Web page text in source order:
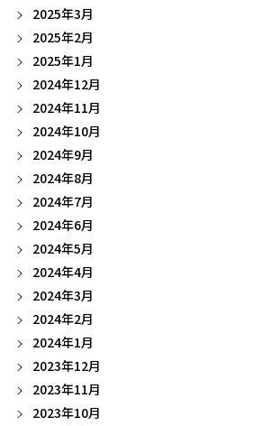
2025年3月
2025年2月
2025年1月
2024年12月
2024年11月
2024年10月
2024年9月
2024年8月
2024年7月
2024年6月
2024年5月
2024年4月
2024年3月
2024年2月
2024年1月
2023年12月
2023年11月
2023年10月